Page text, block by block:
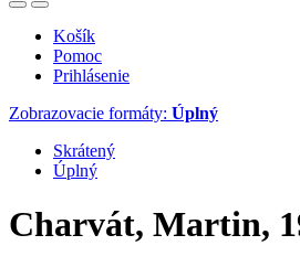
Košík
Pomoc
Prihlásenie
Zobrazovacie formáty: Úplný
Skrátený
Úplný
Charvát, Martin,